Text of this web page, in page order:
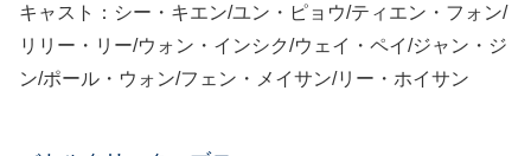
キャスト：シー・キエン/ユン・ピョウ/ティエン・フォン/
リリー・リー/ウォン・インシク/ウェイ・ペイ/ジャン・ジ
ン/ポール・ウォン/フェン・メイサン/リー・ホイサン